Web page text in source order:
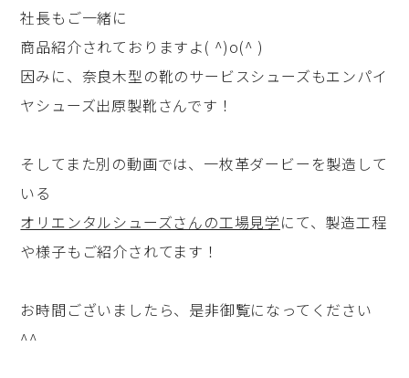
社長もご一緒に
商品紹介されておりますよ( ^)o(^ )
因みに、奈良木型の靴のサービスシューズもエンパイ
ヤシューズ出原製靴さんです！
そしてまた別の動画では、一枚革ダービーを製造して
いる
オリエンタルシューズさんの工場見学にて、製造工程
や様子もご紹介されてます！
お時間ございましたら、是非御覧になってください
^^